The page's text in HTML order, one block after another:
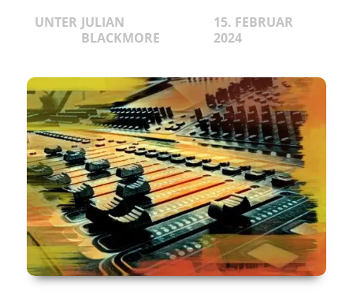
UNTER JULIAN
BLACKMORE
15. FEBRUAR
2024